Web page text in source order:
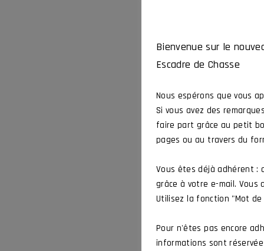
Bienvenue sur le
Escadre de Chasse
Nous espérons que vous
Si vous avez des
faire part grâce au petit
pages ou au travers du
Vous êtes déjà adhérent :
grâce à votre e-mail. Vous
Utilisez la fonction "Mot
Pour n'êtes pas encore
informations sont